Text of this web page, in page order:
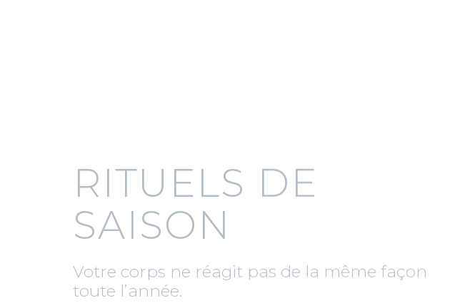
Fatigue en automne, tensions en hiver, manque
d’énergie au printemps, besoin de légèreté en été…
Ces rituels sont là pour vous accompagner à chaque
période, en douceur, avec ce dont vous avez vraiment
besoin.